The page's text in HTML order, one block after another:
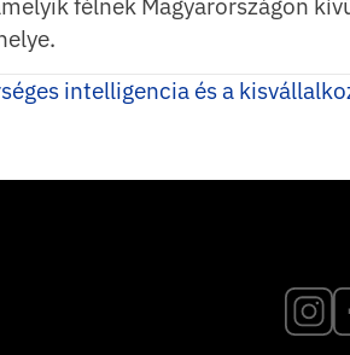
félnek Magyarországon
intelligencia és a